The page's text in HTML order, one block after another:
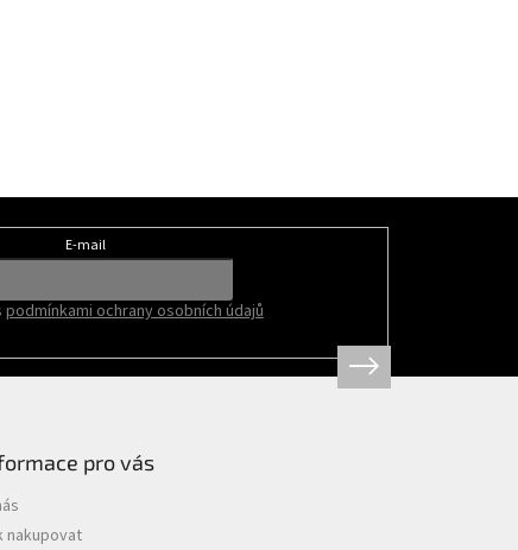
E-mail
podmínkami ochrany osobních údajů
pro vás
nakupovat